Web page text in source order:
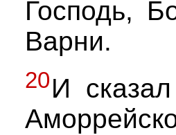
Господь,
Варни.
20И